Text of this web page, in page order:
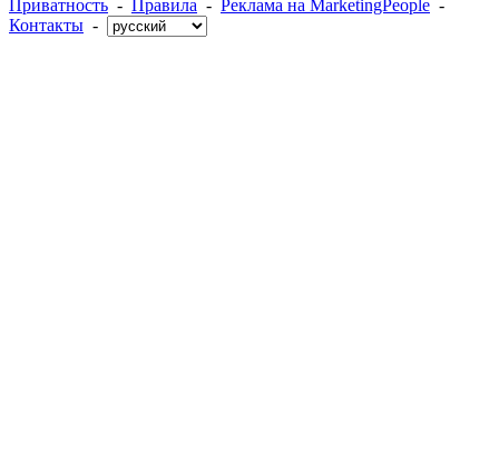
Приватность - Правила - Реклама на MarketingPeople -
Контакты -